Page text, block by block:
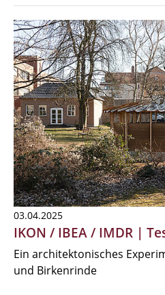
03.04.2025
IKON / IBEA / IMDR |
Ein architektonisches
und Birkenrinde